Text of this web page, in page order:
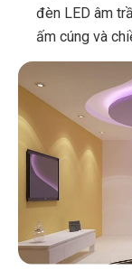
đèn LED âm
ấm cúng và